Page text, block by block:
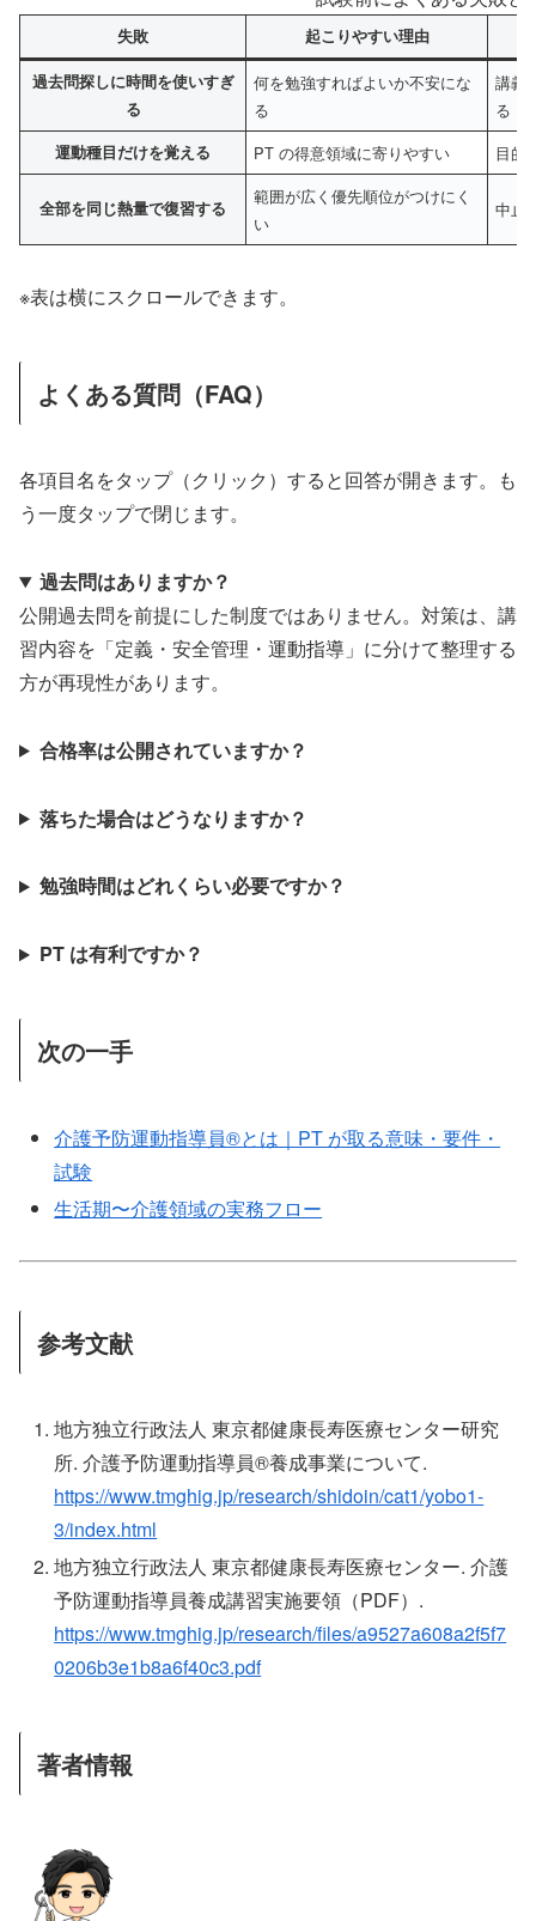
失敗 起こりやすい理由
過去問探しに時間を使いすぎ
る
何を勉強すればよいか不安にな
る
講義
る
運動種目だけを覚える PT の得意領域に寄りやすい 目的
全部を同じ熱量で復習する
範囲が広く優先順位がつけにく
い
中止
※表は横にスクロールできます。
よくある質問（FAQ）
各項目名をタップ（クリック）すると回答が開きます。も
う一度タップで閉じます。
過去問はありますか？
公開過去問を前提にした制度ではありません。対策は、講
習内容を「定義・安全管理・運動指導」に分けて整理する
方が再現性があります。
合格率は公開されていますか？
落ちた場合はどうなりますか？
勉強時間はどれくらい必要ですか？
PT は有利ですか？
次の一手
介護予防運動指導員®とは｜PT が取る意味・要件・
試験
生活期〜介護領域の実務フロー
参考文献
地方独立行政法人 東京都健康長寿医療センター研究
所. 介護予防運動指導員®養成事業について.
https://www.tmghig.jp/research/shidoin/cat1/yobo1-
3/index.html
地方独立行政法人 東京都健康長寿医療センター. 介護
予防運動指導員養成講習実施要領（PDF）.
https://www.tmghig.jp/research/files/a9527a608a2f5f7
0206b3e1b8a6f40c3.pdf
著者情報